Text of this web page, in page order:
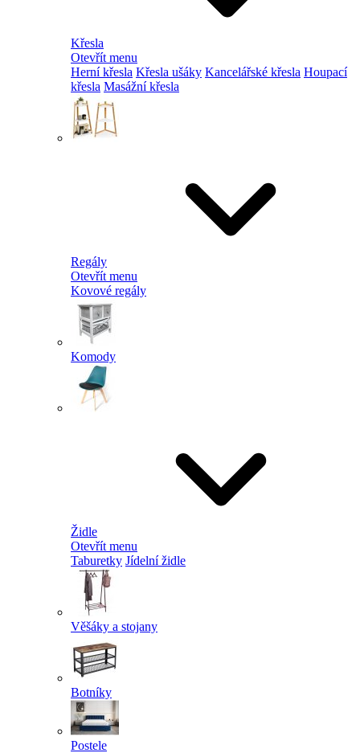
Křesla
Otevřít menu
Herní křesla Křesla ušáky Kancelářské křesla Houpací
křesla Masážní křesla
Regály
Otevřít menu
Kovové regály
Komody
Židle
Otevřít menu
Taburetky Jídelní židle
Věšáky a stojany
Botníky
Postele